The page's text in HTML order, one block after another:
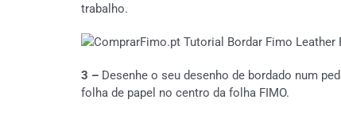
trabalho.
3 – Desenhe o seu desenho de bordado num
folha de papel no centro da folha FIMO.